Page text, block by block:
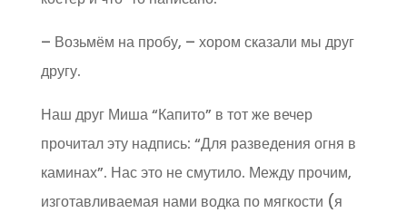
– Возьмём на пробу, – хором сказали мы друг
другу.
Наш друг Миша “Капито” в тот же вечер
прочитал эту надпись: “Для разведения огня в
каминах”. Нас это не смутило. Между прочим,
изготавливаемая нами водка по мягкости (я